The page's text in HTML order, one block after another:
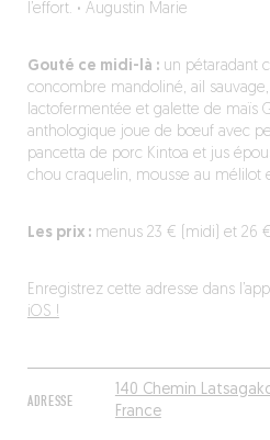
ADRESSE
140 Chemin
France
l’effort. · Augustin Marie
Gouté ce midi-là :un pétaradant
concombre mandoliné, ail
lactofermentée et galette de maïs
anthologique joue de bœuf avec
pancetta de porc Kintoa et jus
chou craquelin, mousse au mélilot
Les prix :menus 23 € (midi) et 26
Enregistrez cette adresse dans
iOS !